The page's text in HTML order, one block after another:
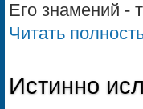
Его знамений -
Читать
Истинно